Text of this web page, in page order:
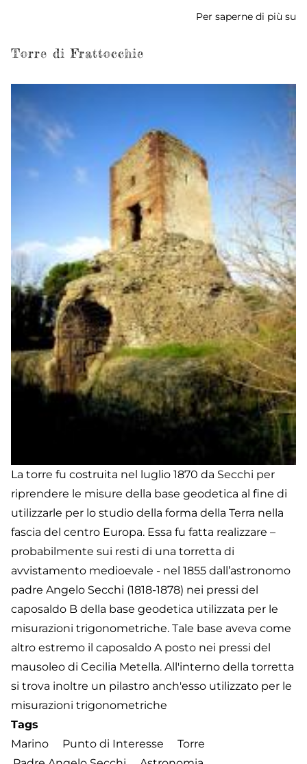
Per saperne di più su
Torre di Frattocchie
La torre fu costruita nel luglio 1870 da Secchi per
riprendere le misure della base geodetica al fine di
utilizzarle per lo studio della forma della Terra nella
fascia del centro Europa. Essa fu fatta realizzare –
probabilmente sui resti di una torretta di
avvistamento medioevale - nel 1855 dall’astronomo
padre Angelo Secchi (1818-1878) nei pressi del
caposaldo B della base geodetica utilizzata per le
misurazioni trigonometriche. Tale base aveva come
altro estremo il caposaldo A posto nei pressi del
mausoleo di Cecilia Metella. All'interno della torretta
si trova inoltre un pilastro anch'esso utilizzato per le
misurazioni trigonometriche
Tags
Marino
Punto di Interesse
Torre